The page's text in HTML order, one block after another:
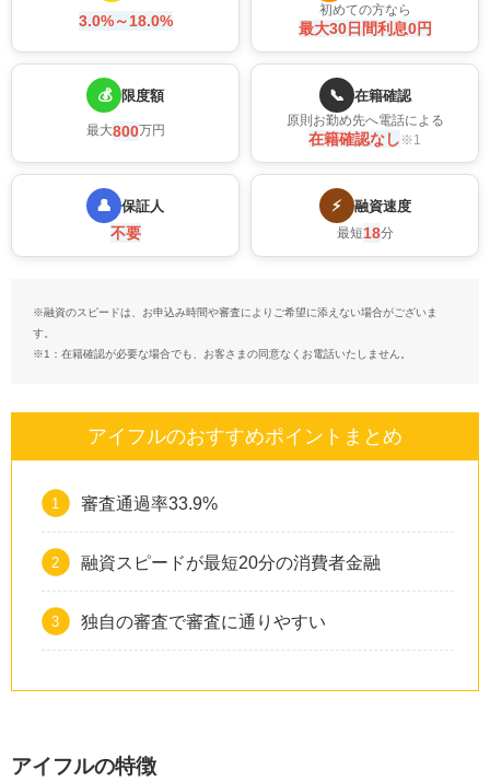
3.0%～18.0%
初めての方なら
最大30日間利息0円
💰 限度額
最大800万円
📞 在籍確認
原則お勤め先へ電話による
在籍確認なし ※1
👤 保証人
不要
⚡ 融資速度
最短18分
※融資のスピードは、お申込み時間や審査によりご希望に添えない場合がございま
す。
※1：在籍確認が必要な場合でも、お客さまの同意なくお電話いたしません。
アイフルのおすすめポイントまとめ
審査通過率33.9%
融資スピードが最短20分の消費者金融
独自の審査で審査に通りやすい
アイフルの特徴